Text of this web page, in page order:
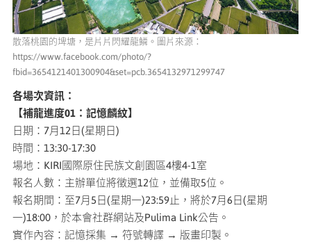
散落桃園的埤塘，是片片閃耀龍鱗。圖片來源：
https://www.facebook.com/photo/?
fbid=3654121401300904&set=pcb.3654132971299747
各場次資訊：
【補龍進度01：記憶麟紋】
日期：7月12日(星期日)
時間：13:30-17:30
場地：KIRI國際原住民族文創園區4樓4-1室
報名人數：主辦單位將徵選12位，並備取5位。
報名期間：至7月5日(星期一)23:59止，將於7月6日(星期
一)18:00，於本會社群網站及Pulima Link公告。
實作內容：記憶採集 → 符號轉譯 → 版畫印製。